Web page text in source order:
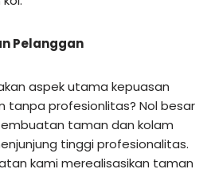
Pelanggan
aspek utama kepuasan
tanpa profesionlitas? Nol besar
taman dan kolam
tinggi profesionalitas.
kami merealisasikan taman